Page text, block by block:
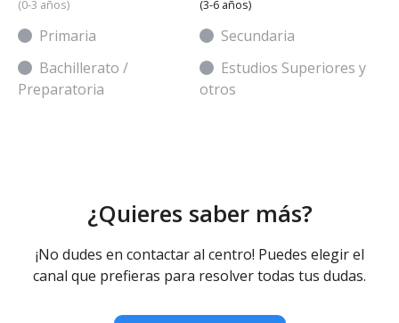
(0-3 años) (3-6 años)
Primaria
Secundaria
Bachillerato /
Preparatoria
Estudios Superiores y
otros
¿Quieres saber más?
¡No dudes en contactar al centro! Puedes elegir el
canal que prefieras para resolver todas tus dudas.